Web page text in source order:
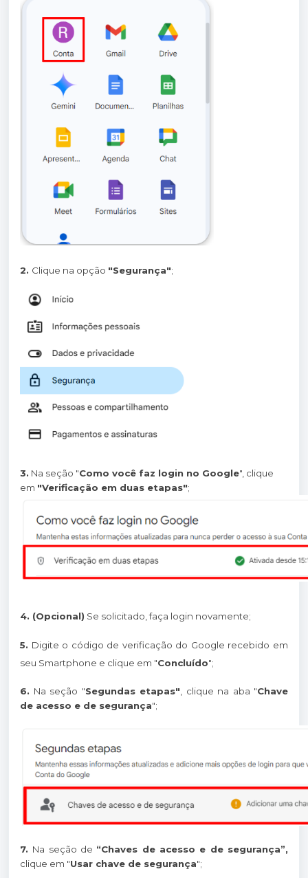
2. Clique na opção "Segurança";
3. Na seção "Como você faz login no Google", clique
em "Verificação em duas etapas";
4. (Opcional) Se solicitado, faça login novamente;
5. Digite o código de verificação do Google recebido em
seu Smartphone e clique em "Concluído";
6. Na seção "Segundas etapas" , clique na aba "Chave
de acesso e de segurança";
7. Na seção de “Chaves de acesso e de segurança”,
clique em "Usar chave de segurança";